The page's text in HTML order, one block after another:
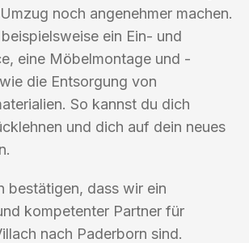
noch angenehmer machen.
ein Ein- und
eine Möbelmontage und -
die Entsorgung von
So kannst du dich
und dich auf dein neues
bestätigen, dass wir ein
kompetenter Partner für
nach Paderborn sind.